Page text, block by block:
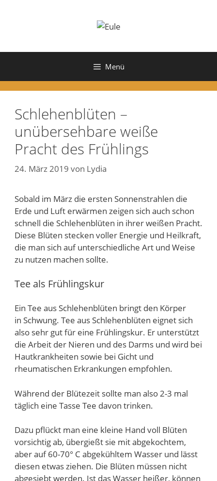
Menü
Schlehenblüten –
unübersehbare weiße
Pracht des Frühlings
24. März 2019 von Lydia
Sobald im März die ersten Sonnenstrahlen die
Erde und Luft erwärmen zeigen sich auch schon
schnell die Schlehenblüten in ihrer weißen Pracht.
Diese Blüten stecken voller Energie und Heilkraft,
die man sich auf unterschiedliche Art und Weise
zu nutzen machen sollte.
Tee als Frühlingskur
Ein Tee aus Schlehenblüten bringt den Körper
in Schwung. Tee aus Schlehenblüten eignet sich
also sehr gut für eine Frühlingskur. Er unterstützt
die Arbeit der Nieren und des Darms und wird bei
Hautkrankheiten sowie bei Gicht und
rheumatischen Erkrankungen empfohlen.
Während der Blütezeit sollte man also 2-3 mal
täglich eine Tasse Tee davon trinken.
Dazu pflückt man eine kleine Hand voll Blüten
vorsichtig ab, übergießt sie mit abgekochtem,
aber auf 60-70° C abgekühltem Wasser und lässt
diesen etwas ziehen. Die Blüten müssen nicht
abgesiebt werden. Ist das Wasser heißer, können